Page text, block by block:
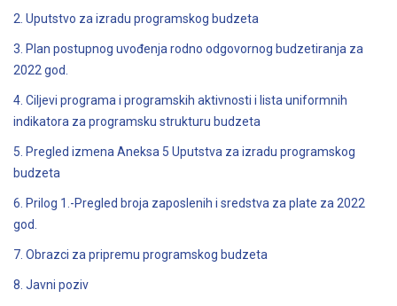
2. Uputstvo za izradu programskog budzeta
3. Plan postupnog uvođenja rodno odgovornog budzetiranja za
2022 god.
4. Ciljevi programa i programskih aktivnosti i lista uniformnih
indikatora za programsku strukturu budzeta
5. Pregled izmena Aneksa 5 Uputstva za izradu programskog
budzeta
6. Prilog 1.-Pregled broja zaposlenih i sredstva za plate za 2022
god.
7. Obrazci za pripremu programskog budzeta
8. Javni poziv